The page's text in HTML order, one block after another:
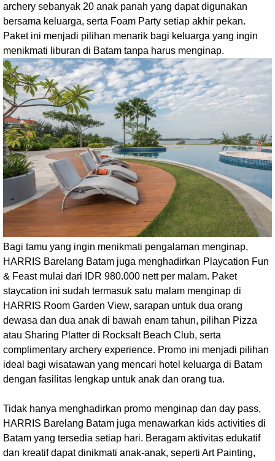
archery sebanyak 20 anak panah yang dapat digunakan
bersama keluarga, serta Foam Party setiap akhir pekan.
Paket ini menjadi pilihan menarik bagi keluarga yang ingin
menikmati liburan di Batam tanpa harus menginap.
Bagi tamu yang ingin menikmati pengalaman menginap,
HARRIS Barelang Batam juga menghadirkan Playcation Fun
& Feast mulai dari IDR 980.000 nett per malam. Paket
staycation ini sudah termasuk satu malam menginap di
HARRIS Room Garden View, sarapan untuk dua orang
dewasa dan dua anak di bawah enam tahun, pilihan Pizza
atau Sharing Platter di Rocksalt Beach Club, serta
complimentary archery experience. Promo ini menjadi pilihan
ideal bagi wisatawan yang mencari hotel keluarga di Batam
dengan fasilitas lengkap untuk anak dan orang tua.
Tidak hanya menghadirkan promo menginap dan day pass,
HARRIS Barelang Batam juga menawarkan kids activities di
Batam yang tersedia setiap hari. Beragam aktivitas edukatif
dan kreatif dapat dinikmati anak-anak, seperti Art Painting,